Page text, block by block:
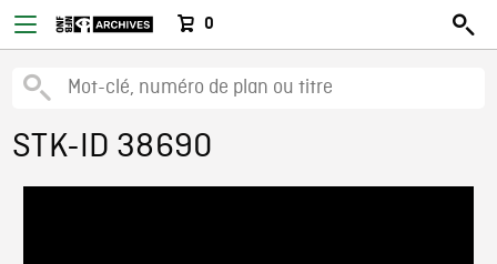
0
STK-ID 38690